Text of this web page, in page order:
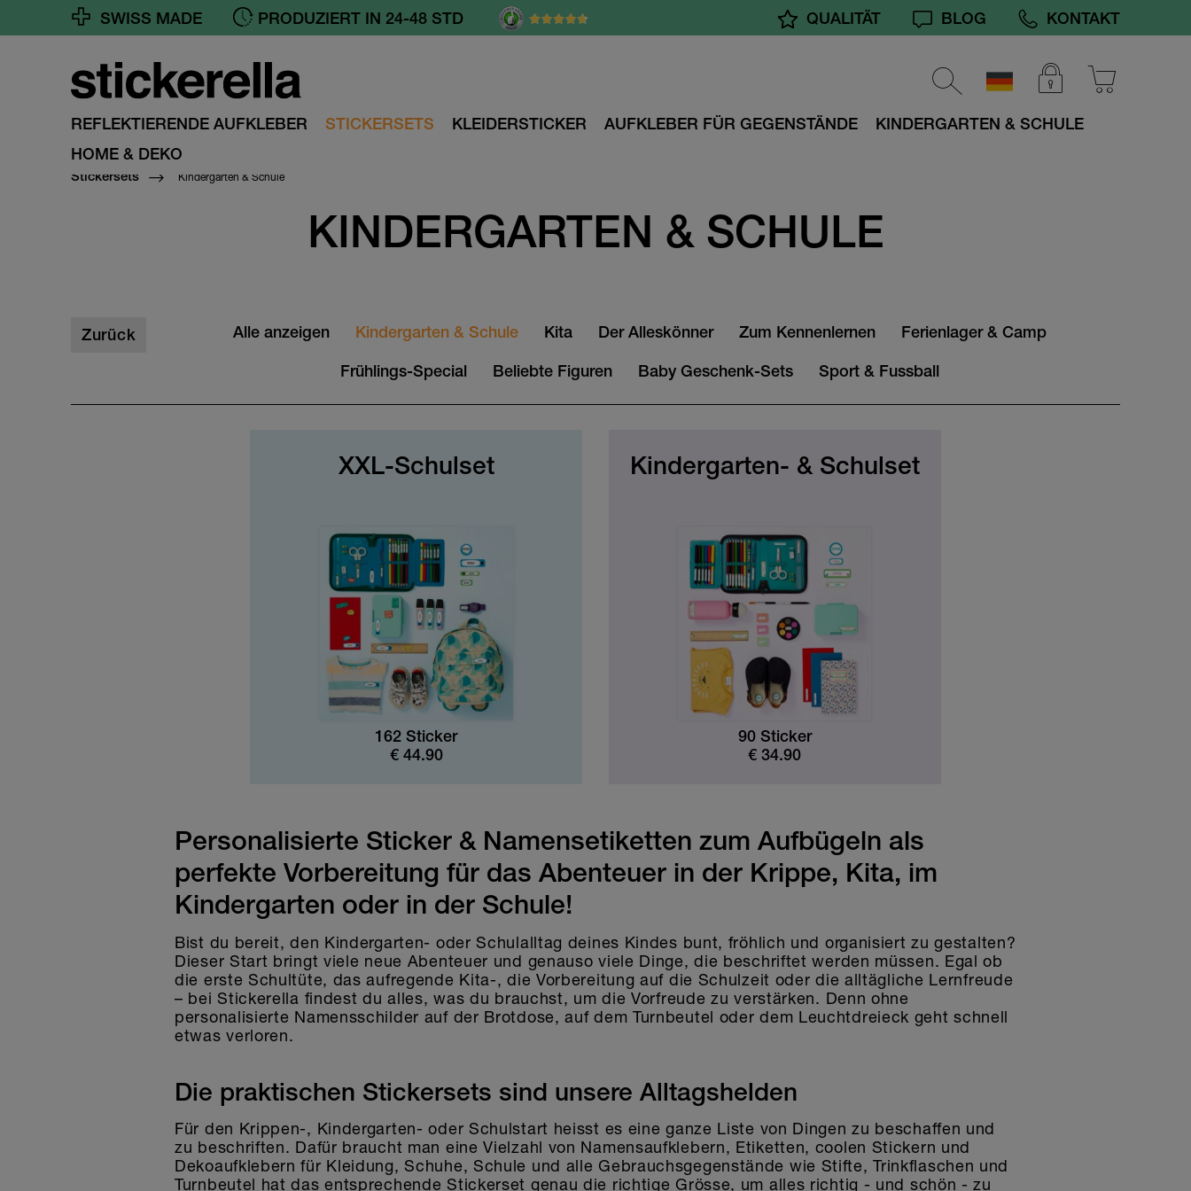
REFLEKTIERENDE AUFKLEBER STICKERSETS KLEIDERSTICKER AUFKLEBER FÜR GEGENSTÄNDE
KINDERGARTEN & SCHULE
HOME & DEKO
SWISS MADE GRATIS VERSAND AB 60.- € QUALITÄT BLOG KONTAKT
Stickersets Kindergarten & Schule
KINDERGARTEN & SCHULE
Zurück Alle anzeigen Kindergarten & Schule Kita Der Alleskönner Zum Kennenlernen Ferienlager & Camp
Frühlings-Special Beliebte Figuren Baby Geschenk-Sets Sport & Fussball
XXL-Schulset
162 Sticker
€44.90
Kindergarten- & Schulset
90 Sticker
€ 34.90
Personalisierte Sticker & Namensetiketten zum Aufbügeln als
perfekte Vorbereitung für das Abenteuer in der Krippe, Kita, im
Kindergarten oder in der Schule!
Bist du bereit, den Kindergarten- oder Schulalltag deines Kindes bunt, fröhlich und organisiert zu gestalten?
Dieser Start bringt viele neue Abenteuer und genauso viele Dinge, die beschriftet werden müssen. Egal ob
die erste Schultüte, das aufregende Kita-, die Vorbereitung auf die Schulzeit oder die alltägliche Lernfreude
– bei Stickerella findest du alles, was du brauchst, um die Vorfreude zu verstärken. Denn ohne
personalisierte Namensschilder auf der Brotdose, auf dem Turnbeutel oder dem Leuchtdreieck geht schnell
etwas verloren.
Die praktischen Stickersets sind unsere Alltagshelden
Für den Krippen-, Kindergarten- oder Schulstart heisst es eine ganze Liste von Dingen zu beschaffen und
zu beschriften. Dafür braucht man eine Vielzahl von Namensaufklebern, Etiketten, coolen Stickern und
Dekoaufklebern für Kleidung, Schuhe, Schule und alle Gebrauchsgegenstände wie Stifte, Trinkflaschen und
Turnbeutel hat das entsprechende Stickerset genau die richtige Grösse, um alles richtig - und schön - zu